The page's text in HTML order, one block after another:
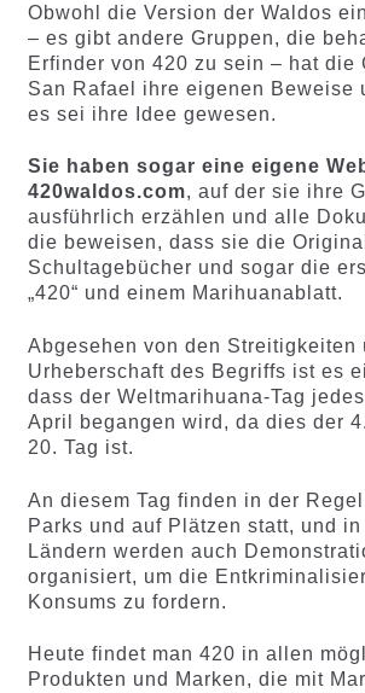
Obwohl die Version der Waldos
– es gibt andere Gruppen, die
Erfinder von 420 zu sein – hat die
San Rafael ihre eigenen Beweise
es sei ihre Idee gewesen.
Sie haben sogar eine eigene
420waldos.com, auf der sie ihre
ausführlich erzählen und alle
die beweisen, dass sie die
Schultagebücher und sogar die
„420“ und einem Marihuanablatt.
Abgesehen von den Streitigkeiten
Urheberschaft des Begriffs ist es
dass der Weltmarihuana-Tag
April begangen wird, da dies der
20. Tag ist.
An diesem Tag finden in der
Parks und auf Plätzen statt, und
Ländern werden auch
organisiert, um die
Konsums zu fordern.
Heute findet man 420 in allen
Produkten und Marken, die mit